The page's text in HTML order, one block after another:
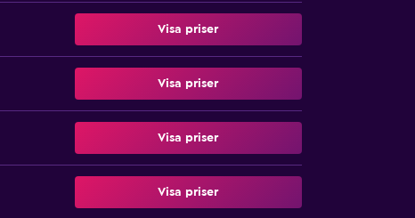
Visa priser
Visa priser
Visa priser
Visa priser